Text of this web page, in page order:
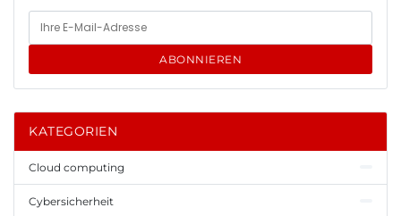
ABONNIEREN
KATEGORIEN
Cloud computing
Cybersicherheit